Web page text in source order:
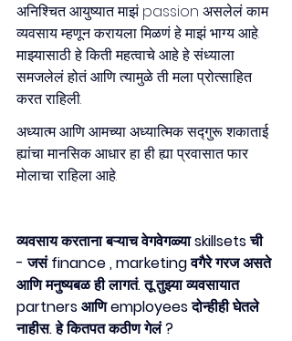
अनिश्चित आयुष्यात माझं passion असलेलं काम
व्यवसाय म्हणून करायला मिळणं हे माझं भाग्य आहे.
माझ्यासाठी हे किती महत्वाचे आहे हे संध्याला
समजलेलं होतं आणि त्यामुळे ती मला प्रोत्साहित
करत राहिली.
अध्यात्म आणि आमच्या अध्यात्मिक सद्गुरू शकाताई
ह्यांचा मानसिक आधार हा ही ह्या प्रवासात फार
मोलाचा राहिला आहे.
व्यवसाय करताना बऱ्याच वेगवेगळ्या skillsets ची
- जसं finance , marketing वगैरे गरज असते
आणि मनुष्यबळ ही लागतं. तू तुझ्या व्यवसायात
partners आणि employees दोन्हीही घेतले
नाहीस. हे कितपत कठीण गेलं ?